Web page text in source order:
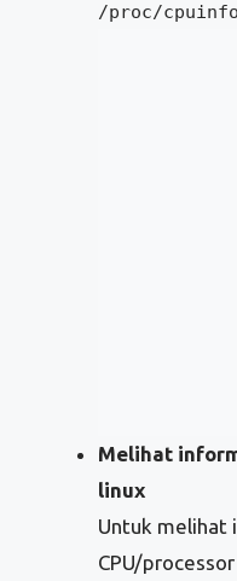
/proc/cpuinfo
Melihat
linux
Untuk melihat
CPU/